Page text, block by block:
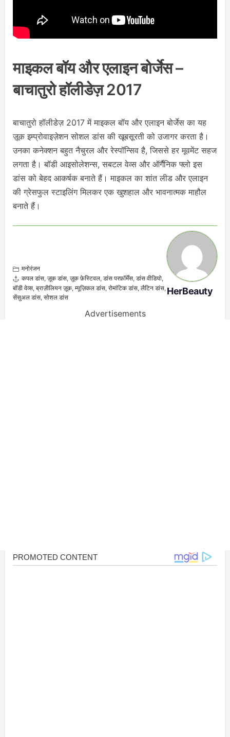
माइकल बॉय और एलाइन बोर्जेस –
बाचातुरो हॉलीडेज़ 2017
बाचातुरो हॉलीडेज़ 2017 में माइकल बॉय और एलाइन बोर्जेस का यह
ज़ूक इम्प्रोवाइज़ेशन सोशल डांस की खूबसूरती को उजागर करता है।
उनका कनेक्शन बहुत नैचुरल और रेस्पॉन्सिव है, जिससे हर मूवमेंट सहज
लगता है। बॉडी आइसोलेशन्स, सबटल वेव्स और ऑर्गैनिक फ्लो इस
डांस को बेहद आकर्षक बनाते हैं। माइकल का शांत लीड और एलाइन
की ग्रेसफुल स्टाइलिंग मिलकर एक खुशहाल और भावनात्मक माहौल
बनाते हैं।
मनोरंजन
कपल डांस, ज़ूक डांस, ज़ूक फ़ेस्टिवल, डांस परफ़ॉर्मेंस, डांस वीडियो,
बॉडी वेव्स, ब्राज़ीलियन ज़ूक, म्यूज़िकल डांस, रोमांटिक डांस, लैटिन डांस,
सेंसुअल डांस, सोशल डांस
HerBeauty
Advertisements